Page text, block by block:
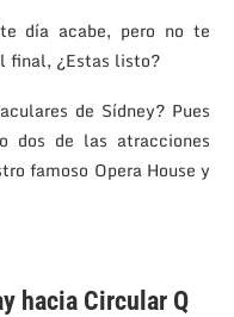
día acabe, pero no te
final, ¿Estas listo?
de Sídney? Pues
dos de las atracciones
famoso Opera House y
hacia Circular Q